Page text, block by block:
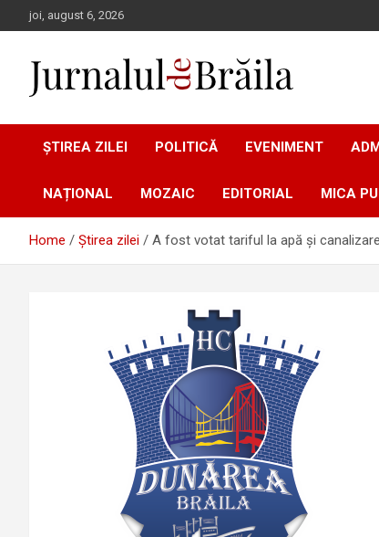
to
joi, august 6, 2026
Jurnalul de Brăila
ȘTIREA ZILEI POLITICĂ EVENIMENT
NAȚIONAL MOZAIC EDITORIAL MICA
Home Știrea zilei A fost votat tariful la apă și